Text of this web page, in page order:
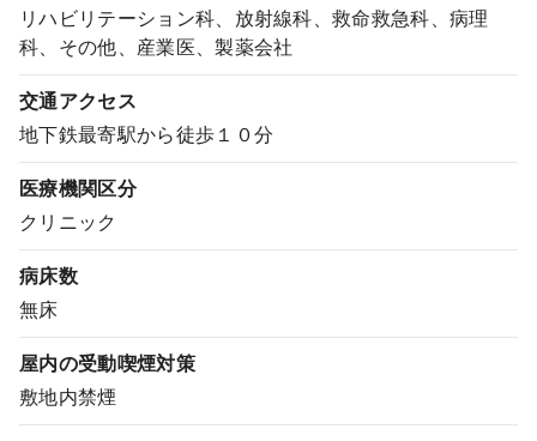
DtoDとは
お問合せ
リハビリテーション科、放射線科、救命救急科、病理
科、その他、産業医、製薬会社
交通アクセス
地下鉄最寄駅から徒歩１０分
医療機関区分
クリニック
病床数
無床
屋内の受動喫煙対策
敷地内禁煙